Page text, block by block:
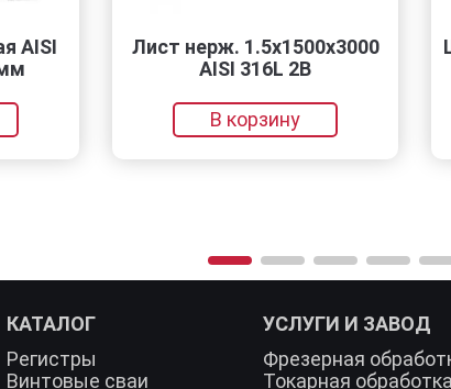
Лист нерж. 1.5х1500х3000
КАТАЛОГ
Регистры
Винтовые сваи
УСЛУГИ И ЗАВОД
Фрезерная
Токарная обработка